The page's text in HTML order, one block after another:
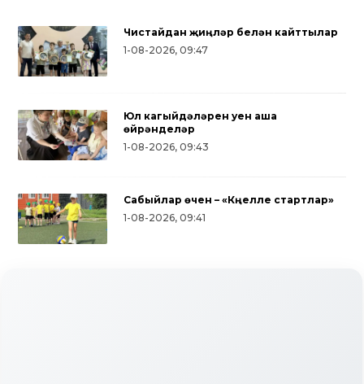
Чистайдан җиңүләр белән кайттылар
1-08-2026, 09:47
Юл кагыйдәләрен уен аша
өйрәнделәр
1-08-2026, 09:43
Сабыйлар өчен – «Күңелле стартлар»
1-08-2026, 09:41